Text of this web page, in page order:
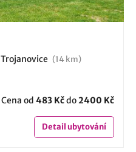
Trojanovice (14 km)
Cena od 483 Kčdo2400 Kč
Detailubytování